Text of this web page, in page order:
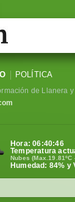
POLÍTICA
de Llanera y
Hora:06:40:47
Temperatura
Nubes (Max.19.81ºC
Humedad: 84% y